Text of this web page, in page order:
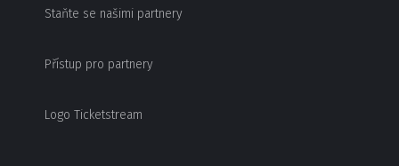
Staňte se našimi partnery
Přístup pro partnery
Logo Ticketstream